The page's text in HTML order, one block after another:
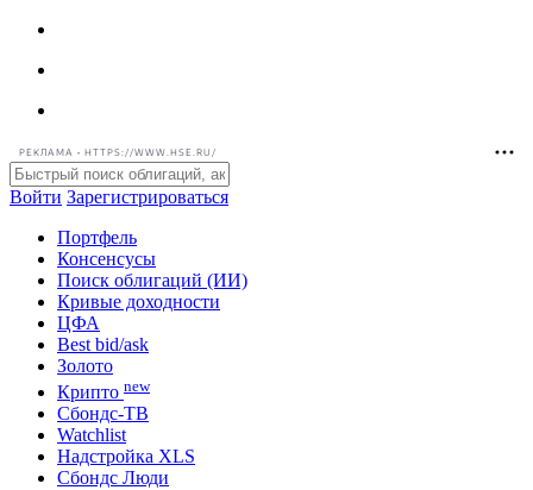
РЕКЛАМА • HTTPS://WWW.HSE.RU/
Войти Зарегистрироваться
Портфель
Консенсусы
Поиск облигаций (ИИ)
Кривые доходности
ЦФА
Best bid/ask
Золото
Крипто new
Сбондс-ТВ
Watchlist
Надстройка XLS
Сбондс Люди